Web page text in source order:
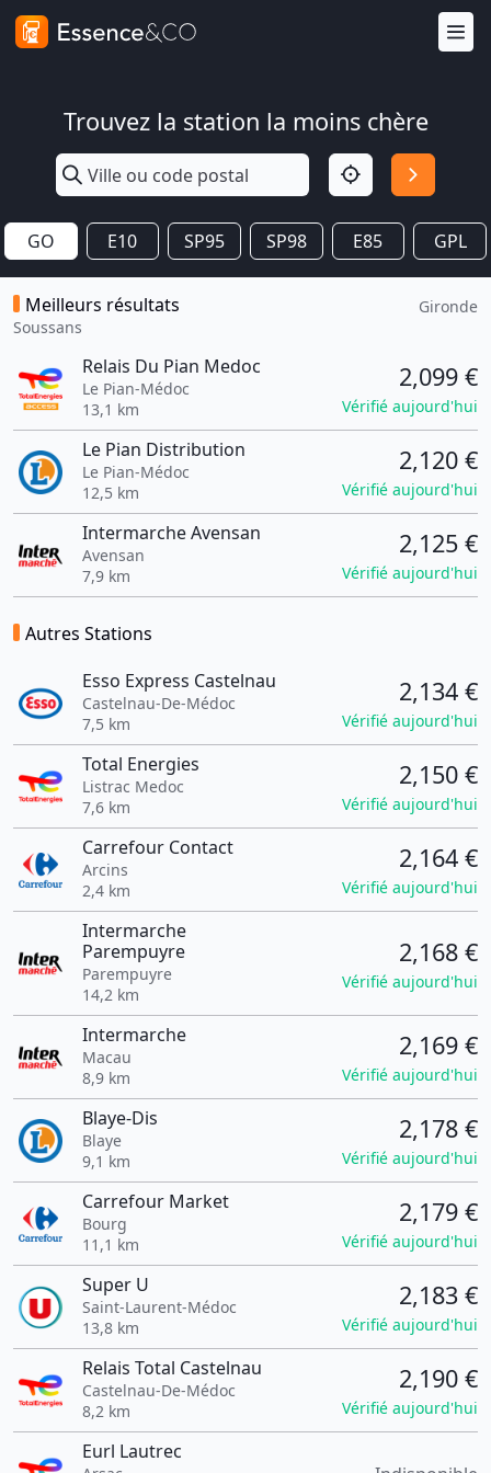
Trouvez la station la moins chère
GO E10 SP95 SP98 E85 GPL
Meilleurs résultats
Soussans
Gironde
Relais Du Pian Medoc
Le Pian-Médoc
13,1 km
2,099 €
Vérifié aujourd'hui
Le Pian Distribution
Le Pian-Médoc
12,5 km
2,120 €
Vérifié aujourd'hui
Intermarche Avensan
Avensan
7,9 km
2,125 €
Vérifié aujourd'hui
Autres Stations
Esso Express Castelnau
Castelnau-De-Médoc
7,5 km
2,134 €
Vérifié aujourd'hui
Total Energies
Listrac Medoc
7,6 km
2,150 €
Vérifié aujourd'hui
Carrefour Contact
Arcins
2,4 km
2,164 €
Vérifié aujourd'hui
Intermarche
Parempuyre
Parempuyre
14,2 km
2,168 €
Vérifié aujourd'hui
Intermarche
Macau
8,9 km
2,169 €
Vérifié aujourd'hui
Blaye-Dis
Blaye
9,1 km
2,178 €
Vérifié aujourd'hui
Carrefour Market
Bourg
11,1 km
2,179 €
Vérifié aujourd'hui
Super U
Saint-Laurent-Médoc
13,8 km
2,183 €
Vérifié aujourd'hui
Relais Total Castelnau
Castelnau-De-Médoc
8,2 km
2,190 €
Vérifié aujourd'hui
Eurl Lautrec